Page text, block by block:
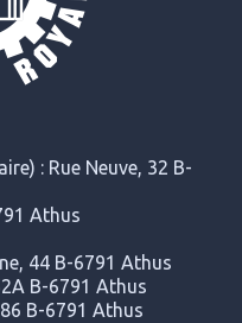
: Rue Neuve, 32 B-
Athus
44 B-6791 Athus
B-6791 Athus
B-6791 Athus